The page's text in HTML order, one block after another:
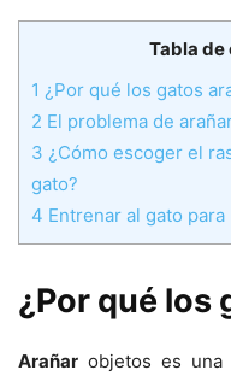
Tabla
1 ¿Por qué los gatos
2 El problema de
3 ¿Cómo escoger el
gato?
4 Entrenar al gato
¿Por qué los
Arañar objetos es una